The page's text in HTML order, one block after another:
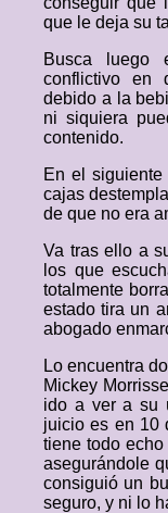
que le deja su
Busca luego
conflictivo en
debido a la
ni siquiera
contenido.
En el
cajas
de que no era
Va tras ello a
los que
totalmente
estado tira un
abogado
Lo encuentra
Mickey
ido a ver a su
juicio es en 10
tiene todo
asegurándole
consiguió un
seguro, y ni lo